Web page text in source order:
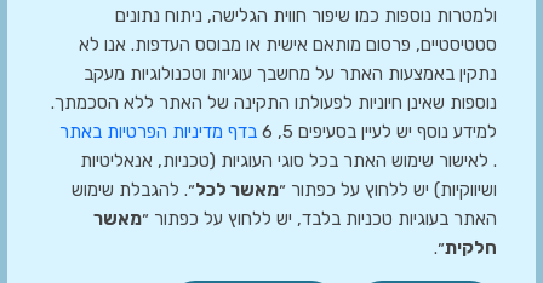
ניגודיות גבוהה בהיר
על רקע כהה
ניגודיות גבוהה כהה
על רקע בהיר
הגדלת גופנים הקטנת גופנים
הדגשת קישורים
כתובתנו: הנגר 2 כפר סבא
שעות פעילות המשרד:
ראשון - חמישי: 08:00 - 17:00
הצהרת הנגישות מדיניות הפרטיות
ולמטרות נוספות כמו שיפור חווית הגלישה, ניתוח נתונים
סטטיסטיים, פרסום מותאם אישית או מבוסס העדפות. אנו לא
נתקין באמצעות האתר על מחשבך עוגיות וטכנולוגיות מעקב
נוספות שאינן חיוניות לפעולתו התקינה של האתר ללא הסכמתך.
למידע נוסף יש לעיין בסעיפים 5, 6
בדף מדיניות הפרטיות באתר
. לאישור שימוש האתר בכל סוגי העוגיות (טכניות, אנאליטיות
ושיווקיות) יש ללחוץ על כפתור ״מאשר לכל״. להגבלת שימוש
האתר בעוגיות טכניות בלבד, יש ללחוץ על כפתור ״מאשר
חלקית״.